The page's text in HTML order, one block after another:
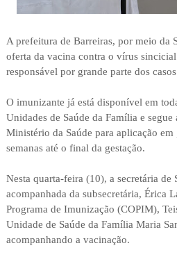
A prefeitura de Barreiras, por meio da
oferta da vacina contra o vírus
responsável por grande parte dos
O imunizante já está disponível em
Unidades de Saúde da Família e segue
Ministério da Saúde para aplicação em
semanas até o final da gestação.
Nesta quarta-feira (10), a secretária de
acompanhada da subsecretária, Érica
Programa de Imunização (COPIM),
Unidade de Saúde da Família Maria
acompanhando a vacinação.